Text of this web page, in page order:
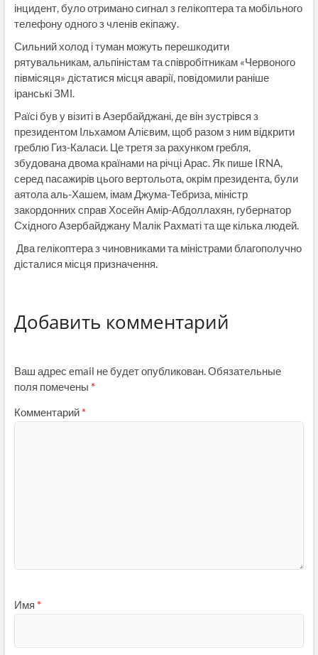
інцидент, було отримано сигнал з гелікоптера та мобільного
телефону одного з членів екіпажу.
Сильний холод і туман можуть перешкодити
рятувальникам, альпіністам та співробітникам «Червоного
півмісяця» дістатися місця аварії, повідомили раніше
іранські ЗМІ.
Раїсі був у візиті в Азербайджані, де він зустрівся з
президентом Ільхамом Алієвим, щоб разом з ним відкрити
греблю Гиз-Каласи. Це третя за рахунком гребля,
збудована двома країнами на річці Арас. Як пише IRNA,
серед пасажирів цього вертольота, окрім президента, були
аятола аль-Хашем, імам Джума-Тебриза, міністр
закордонних справ Хосейн Амір-Абдоллахян, губернатор
Східного Азербайджану Малік Рахматі та ще кілька людей.
Два гелікоптера з чиновниками та міністрами благополучно
дісталися місця призначення.
Добавить комментарий
Ваш адрес email не будет опубликован.Обязательные
поля помечены *
Комментарий *
Имя *